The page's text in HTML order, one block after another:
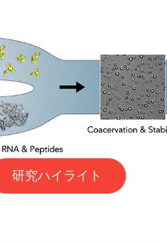
研究ハイライト